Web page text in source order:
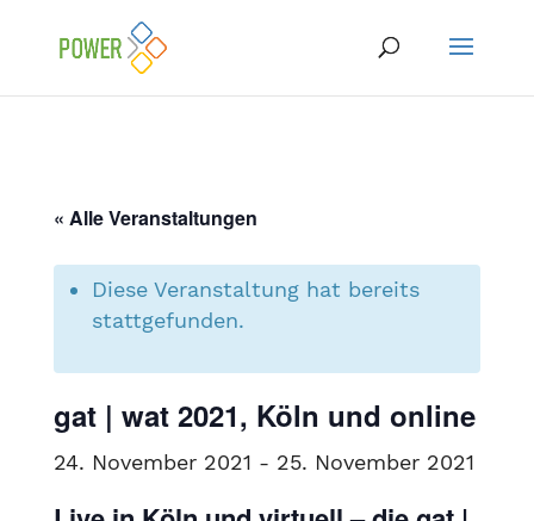
« Alle Veranstaltungen
Diese Veranstaltung hat bereits
stattgefunden.
gat | wat 2021, Köln und online
24. November 2021 - 25. November 2021